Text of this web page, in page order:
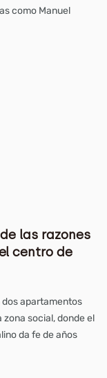
como Manuel
las razones
centro de
apartamentos
social, donde el
da fe de años